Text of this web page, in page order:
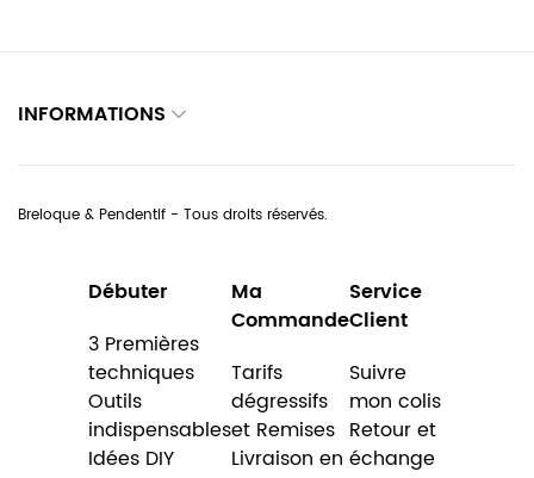
INFORMATIONS
Breloque & Pendentif - Tous droits réservés.
Débuter
3 Premières
techniques
Outils
indispensables
Idées DIY
Ma
Commande
Tarifs
dégressifs
et Remises
Livraison en
Service
Client
Suivre
mon colis
Retour et
échange